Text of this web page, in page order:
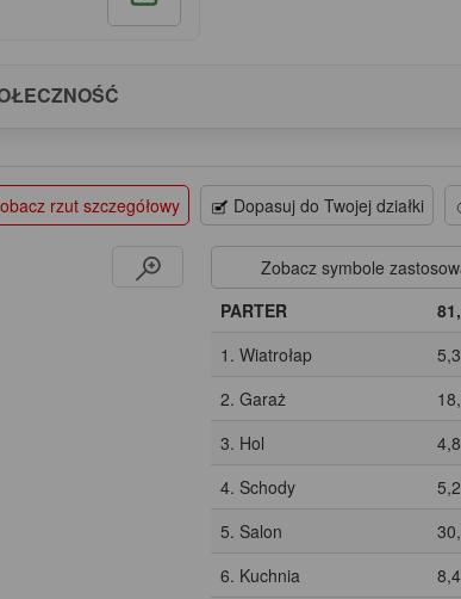
rzut szczegółowy Dopasuj do Twojej działki
Zobacz symbole
PARTER
1. Wiatrołap
2. Garaż
3. Hol
4. Schody
5. Salon
6. Kuchnia